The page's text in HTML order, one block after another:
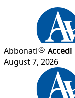
Abbonati
Accedi
August 7, 2026